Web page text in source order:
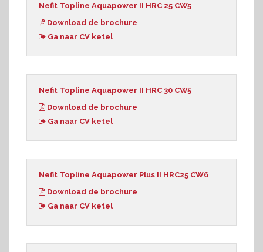
Nefit Topline Aquapower II HRC 25 CW5
Download de brochure
Ga naar CV ketel
Nefit Topline Aquapower II HRC 30 CW5
Download de brochure
Ga naar CV ketel
Nefit Topline Aquapower Plus II HRC25 CW6
Download de brochure
Ga naar CV ketel